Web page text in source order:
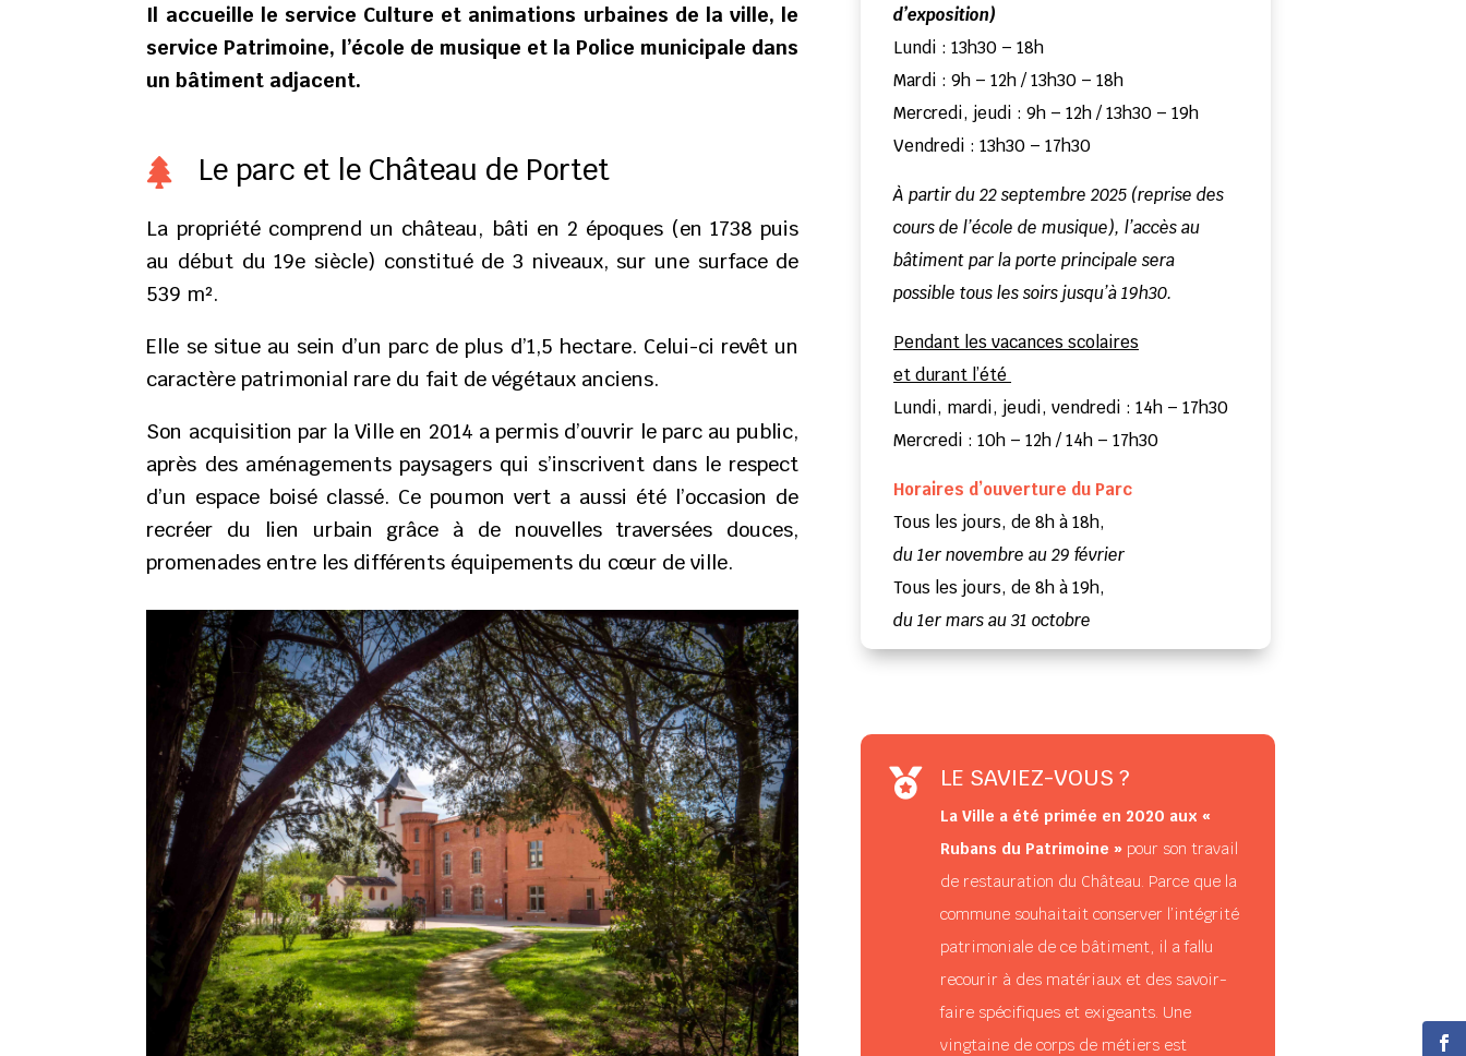
Il accueille le service Culture et animations urbaines de la ville, le
service Patrimoine, l’école de musique et la Police municipale dans
un bâtiment adjacent.
 Le parc et le Château de Portet
La propriété comprend un château, bâti en 2 époques (en 1738 puis
au début du 19e siècle) constitué de 3 niveaux, sur une surface de
539 m².
Elle se situe au sein d’un parc de plus d’1,5 hectare. Celui-ci revêt un
caractère patrimonial rare du fait de végétaux anciens.
Son acquisition par la Ville en 2014 a permis d’ouvrir le parc au public,
après des aménagements paysagers qui s’inscrivent dans le respect
d’un espace boisé classé. Ce poumon vert a aussi été l’occasion de
recréer du lien urbain grâce à de nouvelles traversées douces,
promenades entre les différents équipements du cœur de ville.
d’exposition)
Lundi : 13h30 – 18h
Mardi : 9h – 12h / 13h30 – 18h
Mercredi, jeudi : 9h – 12h / 13h30 – 19h
Vendredi : 13h30 – 17h30
À partir du 22 septembre 2025 (reprise des
cours de l’école de musique), l’accès au
bâtiment par la porte principale sera
possible tous les soirs jusqu’à 19h30.
Pendant les vacances scolaires
et durant l’été
Lundi, mardi, jeudi, vendredi : 14h – 17h30
Mercredi : 10h – 12h / 14h – 17h30
Horaires d’ouverture du Parc
Tous les jours, de 8h à 18h,
du 1er novembre au 29 février
Tous les jours, de 8h à 19h,
du 1er mars au 31 octobre
 LE SAVIEZ-VOUS ?
La Ville a été primée en 2020 aux «
Rubans du Patrimoine » pour son travail
de restauration du Château. Parce que la
commune souhaitait conserver l’intégrité
patrimoniale de ce bâtiment, il a fallu
recourir à des matériaux et des savoir-
faire spécifiques et exigeants. Une
vingtaine de corps de métiers est